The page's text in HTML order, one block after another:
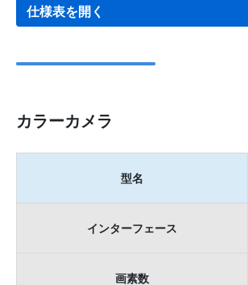
仕様表を開く
カラーカメラ
型名
インターフェース
画素数